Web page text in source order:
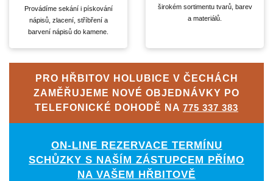
Provádíme sekání i pískování
nápisů, zlacení, stříbření a
barvení nápisů do kamene.
širokém sortimentu tvarů, barev
a materiálů.
PRO HŘBITOV HOLUBICE V ČECHÁCH
ZAMĚŘUJEME NOVÉ OBJEDNÁVKY PO
TELEFONICKÉ DOHODĚ NA 775 337 383
ON-LINE REZERVACE TERMÍNU
SCHŮZKY S NAŠÍM ZÁSTUPCEM PŘÍMO
NA VAŠEM HŘBITOVĚ